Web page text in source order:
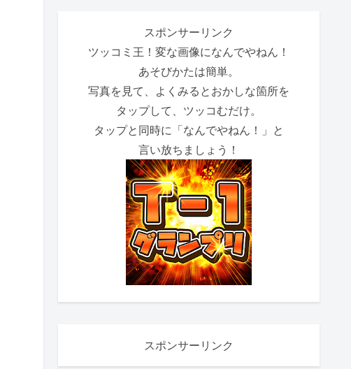
スポンサーリンク
ツッコミ王！変な画像になんでやねん！
あそびかたは簡単。
写真を見て、よくみるとおかしな箇所を
タップして、ツッコむだけ。
タップと同時に「なんでやねん！」と
言い放ちましょう！
スポンサーリンク